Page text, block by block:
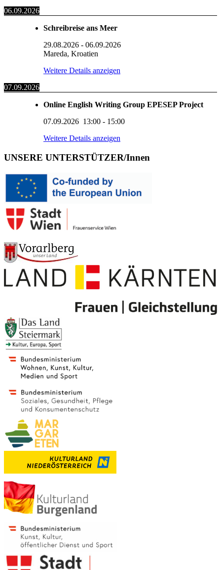
06.09.2026
Schreibreise ans Meer
29.08.2026 - 06.09.2026
Mareda, Kroatien
Weitere Details anzeigen
07.09.2026
Online English Writing Group EPESEP Project
07.09.2026 13:00 - 15:00
Weitere Details anzeigen
UNSERE UNTERSTÜTZER/Innen